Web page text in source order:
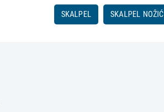
SKALPEL SKALPEL NOŽIĆ